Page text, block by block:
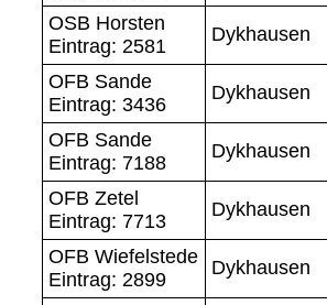
OSB Horsten
Eintrag: 2581
Dykhausen
OFB Sande
Eintrag: 3436
Dykhausen
OFB Sande
Eintrag: 7188
Dykhausen
OFB Zetel
Eintrag: 7713
Dykhausen
OFB Wiefelstede
Eintrag: 2899
Dykhausen